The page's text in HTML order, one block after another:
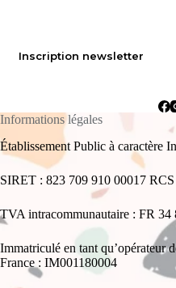
Inscription newsletter
Informations légales
Établissement Public à caractère
SIRET : 823 709 910 00017
TVA intracommunautaire : FR 34
Immatriculé en tant qu’opérateur
France : IM001180004